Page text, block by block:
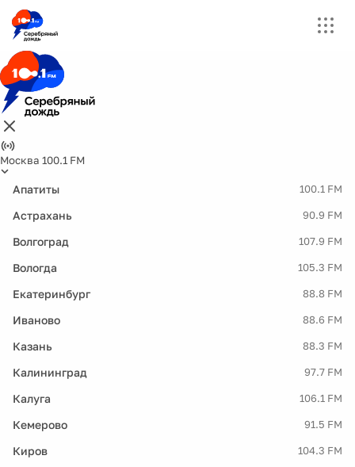
Москва 100.1 FM
Апатиты 100.1 FM
Астрахань 90.9 FM
Волгоград 107.9 FM
Вологда 105.3 FM
Екатеринбург 88.8 FM
Иваново 88.6 FM
Казань 88.3 FM
Калининград 97.7 FM
Калуга 106.1 FM
Кемерово 91.5 FM
Киров 104.3 FM